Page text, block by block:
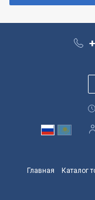
Главная Каталог